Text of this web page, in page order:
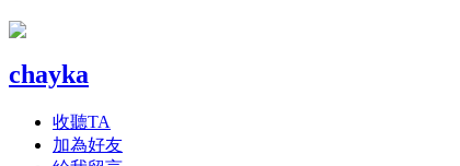
chayka
收聽TA
加為好友